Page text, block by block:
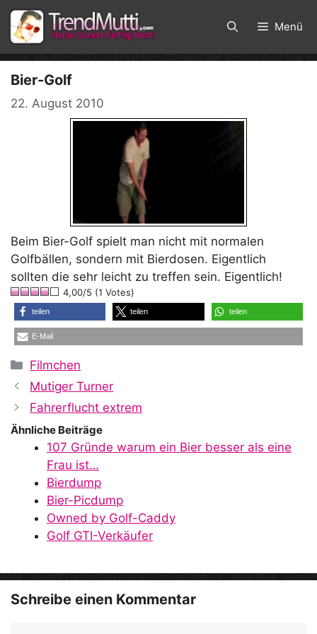
Zum
Inhalt
springen
Menü
Bier-Golf
22. August 2010
Beim Bier-Golf spielt man nicht mit normalen
Golfbällen, sondern mit Bierdosen. Eigentlich
sollten die sehr leicht zu treffen sein. Eigentlich!
4,00/5 (1 Votes)
teilen teilen teilen
E-Mail
Kategorien
Filmchen
Mutiger Turner
Fahrerflucht extrem
Ähnliche Beiträge
107 Gründe warum ein Bier besser als eine
Frau ist…
Bierdump
Bier-Picdump
Owned by Golf-Caddy
Golf GTI-Verkäufer
Schreibe einen Kommentar